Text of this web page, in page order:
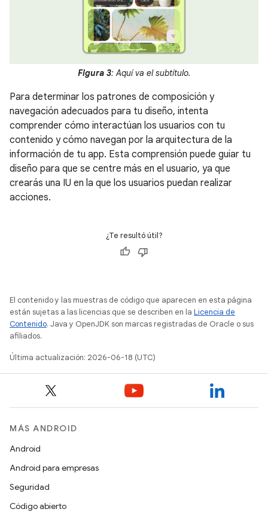
Figura 3: Aquí va el subtítulo.
Para determinar los patrones de composición y
navegación adecuados para tu diseño, intenta
comprender cómo interactúan los usuarios con tu
contenido y cómo navegan por la arquitectura de la
información de tu app. Esta comprensión puede guiar tu
diseño para que se centre más en el usuario, ya que
crearás una IU en la que los usuarios puedan realizar
acciones.
¿Te resultó útil?
El contenido y las muestras de código que aparecen en esta página
están sujetas a las licencias que se describen en la Licencia de
Contenido. Java y OpenJDK son marcas registradas de Oracle o sus
afiliados.
Última actualización: 2026-06-18 (UTC)
MÁS ANDROID
Android
Android para empresas
Seguridad
Código abierto